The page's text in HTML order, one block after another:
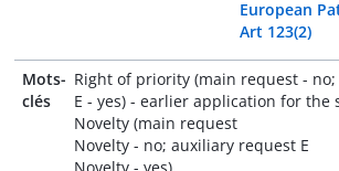
European
Art 123(2)
Mots-
clés
Right of priority (main request -
E - yes) - earlier application for the
Novelty (main request
Novelty - no; auxiliary request E